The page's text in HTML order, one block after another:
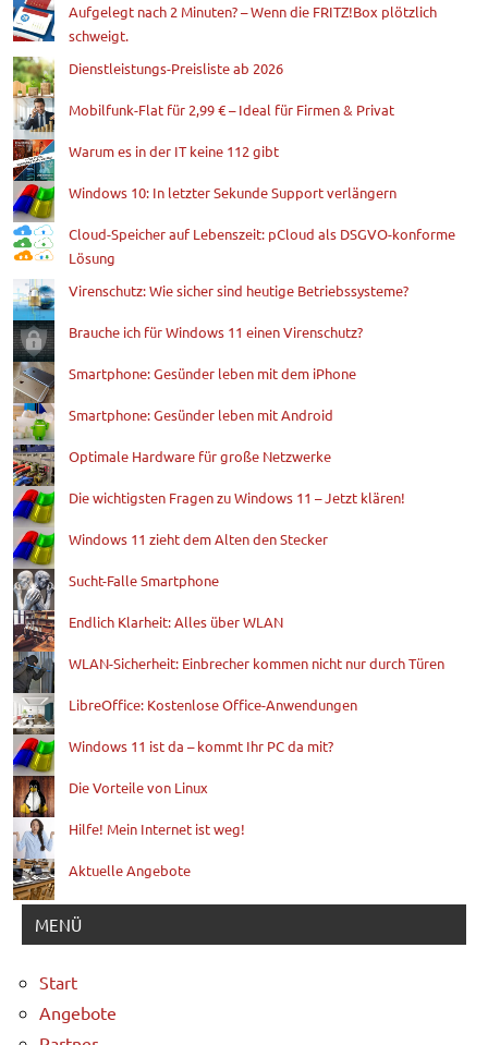
Aufgelegt nach 2 Minuten? – Wenn die FRITZ!Box plötzlich
schweigt.
Dienstleistungs-Preisliste ab 2026
Mobilfunk-Flat für 2,99 € – Ideal für Firmen & Privat
Warum es in der IT keine 112 gibt
Windows 10: In letzter Sekunde Support verlängern
Cloud-Speicher auf Lebenszeit: pCloud als DSGVO-konforme
Lösung
Virenschutz: Wie sicher sind heutige Betriebssysteme?
Brauche ich für Windows 11 einen Virenschutz?
Smartphone: Gesünder leben mit dem iPhone
Smartphone: Gesünder leben mit Android
Optimale Hardware für große Netzwerke
Die wichtigsten Fragen zu Windows 11 – Jetzt klären!
Windows 11 zieht dem Alten den Stecker
Sucht-Falle Smartphone
Endlich Klarheit: Alles über WLAN
WLAN-Sicherheit: Einbrecher kommen nicht nur durch Türen
LibreOffice: Kostenlose Office-Anwendungen
Windows 11 ist da – kommt Ihr PC da mit?
Die Vorteile von Linux
Hilfe! Mein Internet ist weg!
Aktuelle Angebote
MENÜ
Start
Angebote